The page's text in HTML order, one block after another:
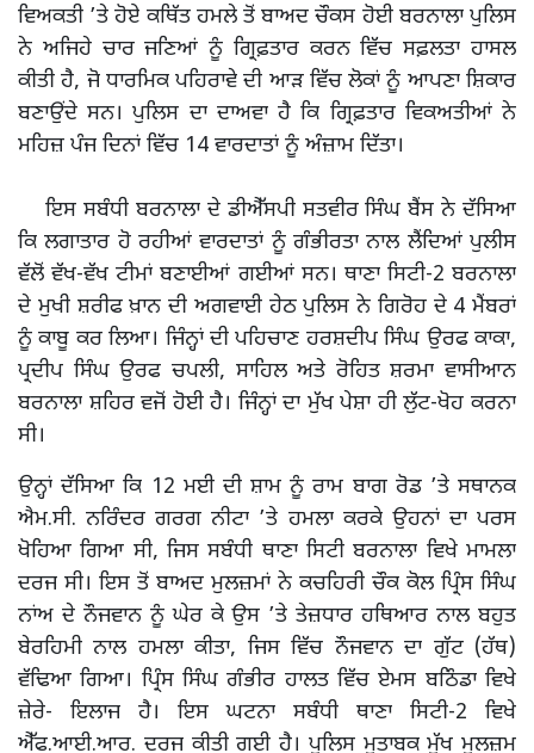
ਵਿਅਕਤੀ ’ਤੇ ਹੋਏ ਕਥਿੱਤ ਹਮਲੇ ਤੋਂ ਬਾਅਦ ਚੌਕਸ ਹੋਈ ਬਰਨਾਲਾ ਪੁਲਿਸ
ਨੇ ਅਜਿਹੇ ਚਾਰ ਜਣਿਆਂ ਨੂੰ ਗ੍ਰਿਫ਼ਤਾਰ ਕਰਨ ਵਿੱਚ ਸਫ਼ਲਤਾ ਹਾਸਲ
ਕੀਤੀ ਹੈ, ਜੋ ਧਾਰਮਿਕ ਪਹਿਰਾਵੇ ਦੀ ਆੜ ਵਿੱਚ ਲੋਕਾਂ ਨੂੰ ਆਪਣਾ ਸ਼ਿਕਾਰ
ਬਣਾਉਂਦੇ ਸਨ। ਪੁਲਿਸ ਦਾ ਦਾਅਵਾ ਹੈ ਕਿ ਗ੍ਰਿਫ਼ਤਾਰ ਵਿਕਅਤੀਆਂ ਨੇ
ਮਹਿਜ਼ ਪੰਜ ਦਿਨਾਂ ਵਿੱਚ 14 ਵਾਰਦਾਤਾਂ ਨੂੰ ਅੰਜ਼ਾਮ ਦਿੱਤਾ।
ਇਸ ਸਬੰਧੀ ਬਰਨਾਲਾ ਦੇ ਡੀਐੱਸਪੀ ਸਤਵੀਰ ਸਿੰਘ ਬੈਂਸ ਨੇ ਦੱਸਿਆ
ਕਿ ਲਗਾਤਾਰ ਹੋ ਰਹੀਆਂ ਵਾਰਦਾਤਾਂ ਨੂੰ ਗੰਭੀਰਤਾ ਨਾਲ ਲੈਂਦਿਆਂ ਪੁਲੀਸ
ਵੱਲੋਂ ਵੱਖ-ਵੱਖ ਟੀਮਾਂ ਬਣਾਈਆਂ ਗਈਆਂ ਸਨ। ਥਾਣਾ ਸਿਟੀ-2 ਬਰਨਾਲਾ
ਦੇ ਮੁਖੀ ਸ਼ਰੀਫ ਖ਼ਾਨ ਦੀ ਅਗਵਾਈ ਹੇਠ ਪੁਲਿਸ ਨੇ ਗਿਰੋਹ ਦੇ 4 ਮੈਂਬਰਾਂ
ਨੂੰ ਕਾਬੂ ਕਰ ਲਿਆ। ਜਿੰਨ੍ਹਾਂ ਦੀ ਪਹਿਚਾਣ ਹਰਸ਼ਦੀਪ ਸਿੰਘ ਉਰਫ ਕਾਕਾ,
ਪ੍ਰਦੀਪ ਸਿੰਘ ਉਰਫ ਚਪਲੀ, ਸਾਹਿਲ ਅਤੇ ਰੋਹਿਤ ਸ਼ਰਮਾ ਵਾਸੀਆਨ
ਬਰਨਾਲਾ ਸ਼ਹਿਰ ਵਜੋਂ ਹੋਈ ਹੈ। ਜਿੰਨ੍ਹਾਂ ਦਾ ਮੁੱਖ ਪੇਸ਼ਾ ਹੀ ਲੁੱਟ-ਖੋਹ ਕਰਨਾ
ਸੀ।
ਉਨ੍ਹਾਂ ਦੱਸਿਆ ਕਿ 12 ਮਈ ਦੀ ਸ਼ਾਮ ਨੂੰ ਰਾਮ ਬਾਗ ਰੋਡ ’ਤੇ ਸਥਾਨਕ
ਐਮ.ਸੀ. ਨਰਿੰਦਰ ਗਰਗ ਨੀਟਾ ’ਤੇ ਹਮਲਾ ਕਰਕੇ ਉਹਨਾਂ ਦਾ ਪਰਸ
ਖੋਹਿਆ ਗਿਆ ਸੀ, ਜਿਸ ਸਬੰਧੀ ਥਾਣਾ ਸਿਟੀ ਬਰਨਾਲਾ ਵਿਖੇ ਮਾਮਲਾ
ਦਰਜ ਸੀ। ਇਸ ਤੋਂ ਬਾਅਦ ਮੁਲਜ਼ਮਾਂ ਨੇ ਕਚਹਿਰੀ ਚੌਕ ਕੋਲ ਪ੍ਰਿੰਸ ਸਿੰਘ
ਨਾਂਅ ਦੇ ਨੌਜਵਾਨ ਨੂੰ ਘੇਰ ਕੇ ਉਸ ’ਤੇ ਤੇਜ਼ਧਾਰ ਹਥਿਆਰ ਨਾਲ ਬਹੁਤ
ਬੇਰਹਿਮੀ ਨਾਲ ਹਮਲਾ ਕੀਤਾ, ਜਿਸ ਵਿੱਚ ਨੌਜਵਾਨ ਦਾ ਗੁੱਟ (ਹੱਥ)
ਵੱਢਿਆ ਗਿਆ। ਪ੍ਰਿੰਸ ਸਿੰਘ ਗੰਭੀਰ ਹਾਲਤ ਵਿੱਚ ਏਮਸ ਬਠਿੰਡਾ ਵਿਖੇ
ਜ਼ੇਰੇ- ਇਲਾਜ ਹੈ। ਇਸ ਘਟਨਾ ਸਬੰਧੀ ਥਾਣਾ ਸਿਟੀ-2 ਵਿਖੇ
ਐੱਫ.ਆਈ.ਆਰ. ਦਰਜ ਕੀਤੀ ਗਈ ਹੈ। ਪੁਲਿਸ ਮੁਤਾਬਕ ਮੁੱਖ ਮੁਲਜ਼ਮ